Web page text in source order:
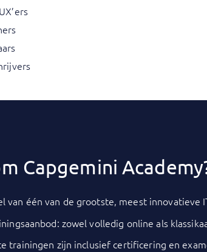
Capgemini
van één van de grootste, meest innovatieve
zowel volledig online als
trainingen zijn inclusief certificering en